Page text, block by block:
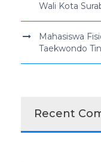
Wali Kota
Mahasiswa
Taekwondo
Recent